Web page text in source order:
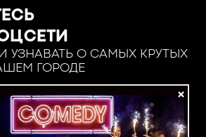
×
УЗНАВАТЬ О САМЫХ КРУТЫХ
ГОРОДЕ